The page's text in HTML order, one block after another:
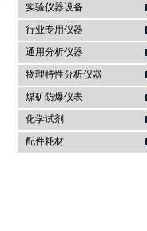
麦科仪（北京）科技有限公司
实验仪器设备
行业专用仪器
通用分析仪器
物理特性分析仪器
煤矿防爆仪表
化学试剂
配件耗材